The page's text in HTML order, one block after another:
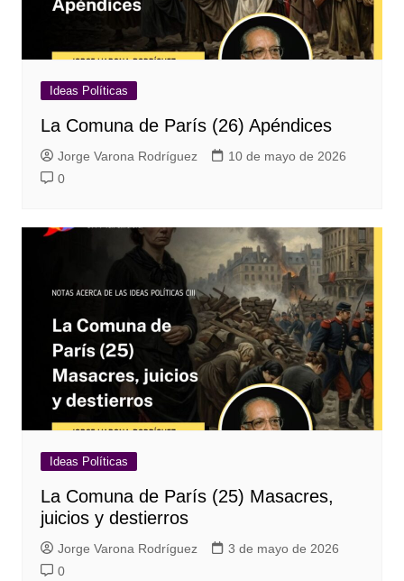
Ideas Políticas
La Comuna de París (26) Apéndices
Jorge Varona Rodríguez
10 de mayo de 2026
0
Ideas Políticas
La Comuna de París (25) Masacres,
juicios y destierros
Jorge Varona Rodríguez
3 de mayo de 2026
0